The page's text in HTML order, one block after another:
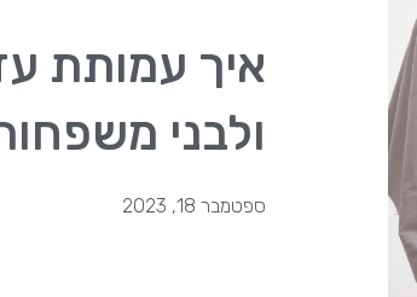
איך עמותת
ולבני
ספטמבר 18, 2023